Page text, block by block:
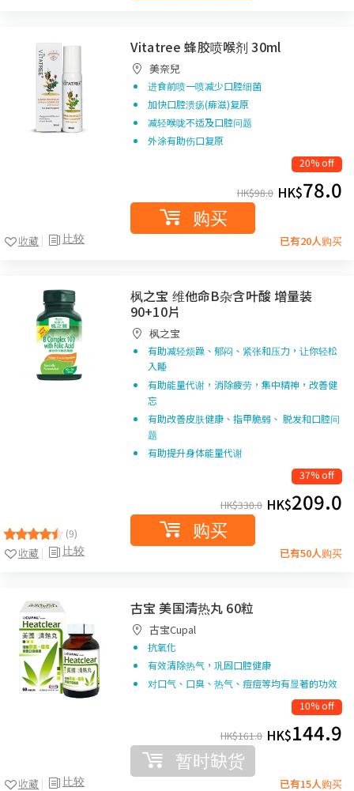
比较
收藏
Vitatree 蜂胶喷喉剂 30ml
美奈兒
进食前喷一喷减少口腔细菌
加快口腔溃疡(痱滋)复原
减轻喉咙不适及口腔问题
外涂有助伤口复原
20% off
HK$98.0 HK$78.0
购买
已有20人购买
(9)
比较
收藏
枫之宝 维他命B杂含叶酸 增量装
90+10片
枫之宝
有助减轻烦躁、郁闷、紧张和压力，让你轻松
入睡
有助能量代谢，消除疲劳，集中精神，改善健
忘
有助改善皮肤健康、指甲脆弱、 脱发和口腔问
题
有助提升身体能量代谢
37% off
HK$330.0 HK$209.0
购买
已有50人购买
比较
收藏
古宝 美国清热丸 60粒
古宝Cupal
抗氧化
有效清除热气，巩固口腔健康
对口气、口臭、热气、痘痘等均有显著的功效
10% off
HK$161.0 HK$144.9
暂时缺货
已有15人购买